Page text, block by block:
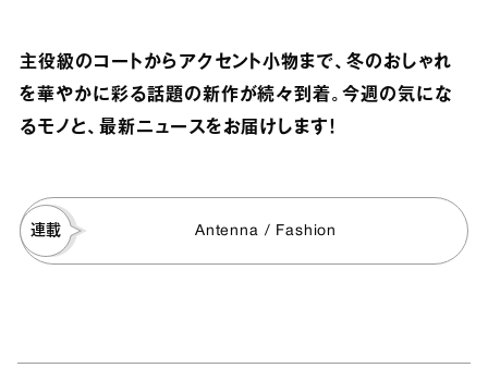
主役級のコートからアクセント小物まで、冬のおしゃれ
を華やかに彩る話題の新作が続々到着。今週の気にな
るモノと、最新ニュースをお届けします！
連載 Antenna / Fashion